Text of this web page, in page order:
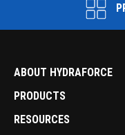
ABOUT HYDRAFORCE
PRODUCTS
RESOURCES